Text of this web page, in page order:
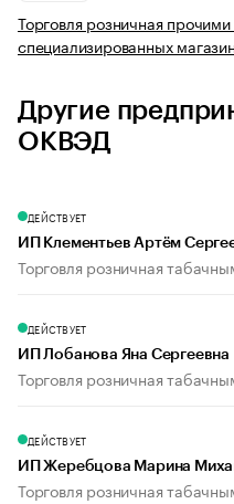
Торговля розничная
специализированных
Другие
ОКВЭД
ДЕЙСТВУЕТ
ИП Клементьев Артём
Торговля розничная
ДЕЙСТВУЕТ
ИП Лобанова Яна Сергеевна
Торговля розничная
ДЕЙСТВУЕТ
ИП Жеребцова Марина
Торговля розничная